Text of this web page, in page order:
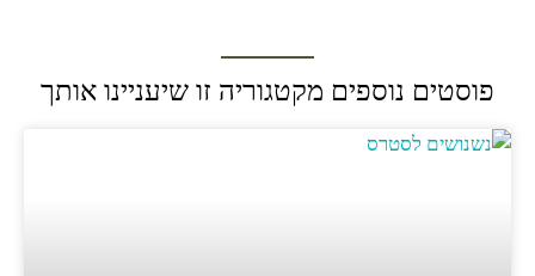
פוסטים נוספים מקטגוריה זו שיעניינו אותך